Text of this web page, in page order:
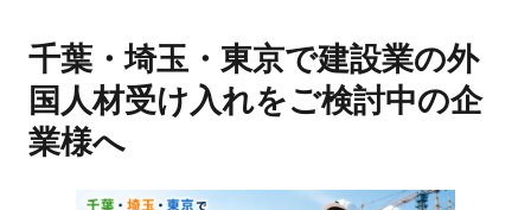
千葉・埼玉・東京で建設業の外
国人材受け入れをご検討中の企
業様へ